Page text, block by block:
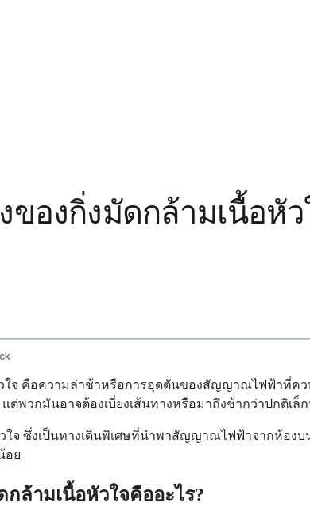
องกิ่งมัดกล้ามเนื้อหัว
ใจ คือความล่าช้าหรือการอุดตันของสัญญาณไฟฟ้าที่ค
พวกมันอาจต้องเบี่ยงเส้นทางหรือมาถึงช้ากว่าปกติเล็
จ ซึ่งเป็นทางเดินพิเศษที่นำพาสัญญาณไฟฟ้าจากห้องบ
อย
ล้ามเนื้อหัวใจคืออะไร?